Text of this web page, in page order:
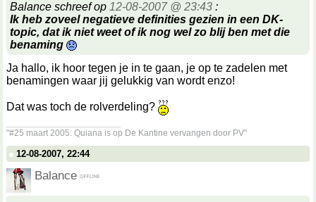
Balance schreef op 12-08-2007 @ 23:43 :
Ik heb zoveel negatieve definities gezien in een DK-
topic, dat ik niet weet of ik nog wel zo blij ben met die
benaming
Ja hallo, ik hoor tegen je in te gaan, je op te zadelen met
benamingen waar jij gelukkig van wordt enzo!
Dat was toch de rolverdeling?
"#25 maart 2005: Quiana is op De Kantine vervangen door PV"
12-08-2007, 22:44
Balance